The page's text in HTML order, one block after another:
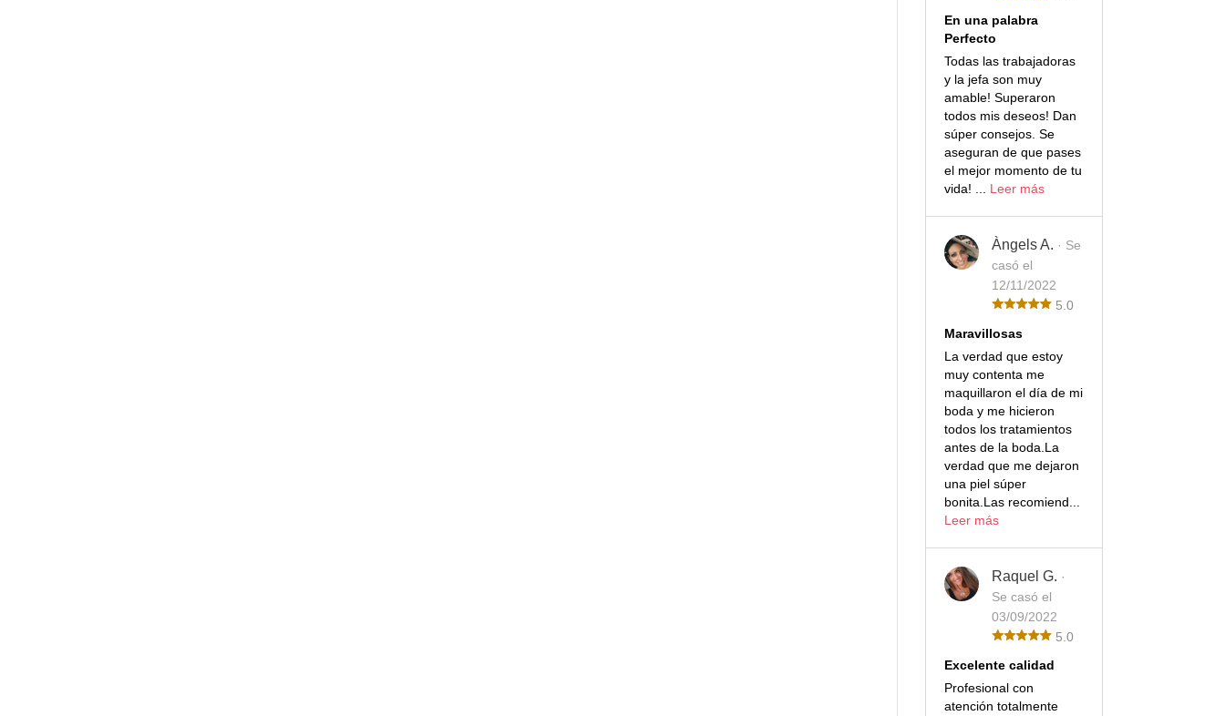
En una palabra
Perfecto
Todas las trabajadoras
y la jefa son muy
amable! Superaron
todos mis deseos! Dan
súper consejos. Se
aseguran de que pases
el mejor momento de tu
vida! ... Leer más
Àngels A. · Se
casó el
12/11/2022
5.0
Maravillosas
La verdad que estoy
muy contenta me
maquillaron el día de mi
boda y me hicieron
todos los tratamientos
antes de la boda.La
verdad que me dejaron
una piel súper
bonita.Las recomiend...
Leer más
Raquel G. ·
Se casó el
03/09/2022
5.0
Excelente calidad
Profesional con
atención totalmente